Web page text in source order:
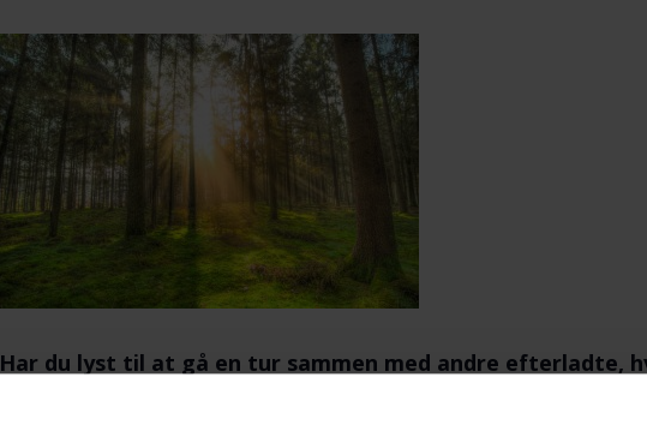
Har du lyst til at gå en tur sammen med andre efterladte,